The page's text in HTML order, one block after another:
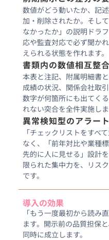
数値がどう動いたか、記
加・削除されたか。そし
なかったか」の説明ドラ
応や監査対応で必ず聞か
えられる状態を作れます。
書類内の数値相互整
本表と注記、附属明細書
成績の状況、関係会社取
数字が何箇所にも出てく
れない突合を全件実施しま
異常検知型のアラート
「チェックリストをすべ
なく、「前年対比や業種
先的に人に見せる」設計
限られた集中力を、リス
です。
導入の効果
「もう一度最初から読み
ます。開示前の品質担保
同時に成立します。